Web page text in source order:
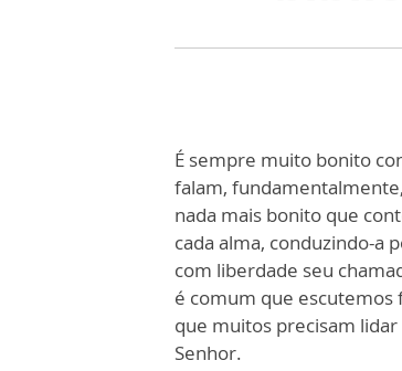
É sempre muito bonito
falam,
nada mais bonito que
cada alma, conduzindo-a
com liberdade seu
é comum que escutemos
que muitos precisam
Senhor.